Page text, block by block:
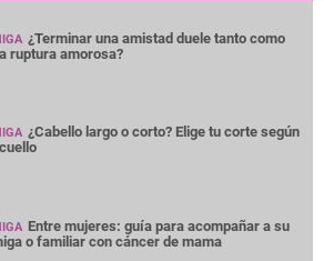
¿Terminar una amistad duele tanto como
ruptura amorosa?
¿Cabello largo o corto? Elige tu corte según
Entre mujeres: guía para acompañar a su
o familiar con cáncer de mama